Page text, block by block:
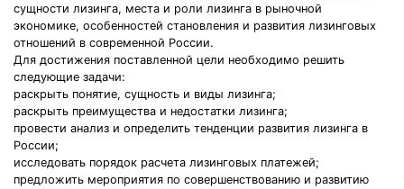
сущности лизинга, места и роли лизинга в рыночной
экономике, особенностей становления и развития лизинговых
отношений в современной России.
Для достижения поставленной цели необходимо решить
следующие задачи:
раскрыть понятие, сущность и виды лизинга;
раскрыть преимущества и недостатки лизинга;
провести анализ и определить тенденции развития лизинга в
России;
исследовать порядок расчета лизинговых платежей;
предложить мероприятия по совершенствованию и развитию